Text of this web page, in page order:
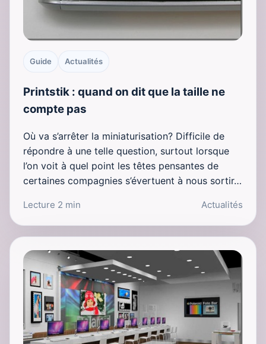
Guide Actualités
Printstik : quand on dit que la taille ne
compte pas
Où va s’arrêter la miniaturisation? Difficile de
répondre à une telle question, surtout lorsque
l’on voit à quel point les têtes pensantes de
certaines compagnies s’évertuent à nous sortir…
Lecture 2 min Actualités